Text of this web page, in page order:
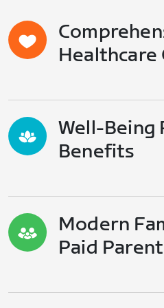
Healthcare
Well-Being
Benefits
Modern
Paid